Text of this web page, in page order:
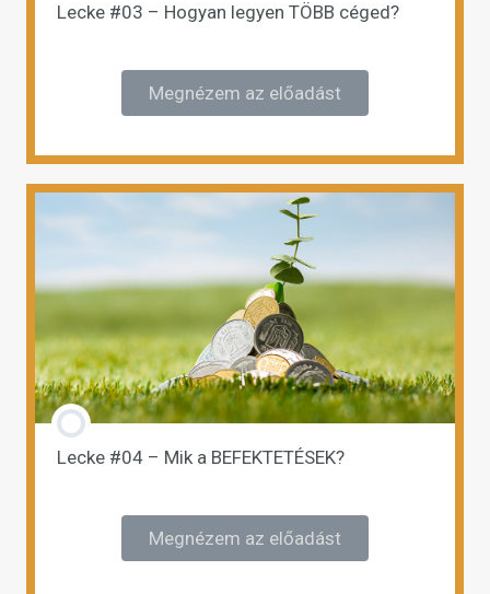
Lecke #03 – Hogyan legyen TÖBB céged?
Megnézem az előadást
Lecke #04 – Mik a BEFEKTETÉSEK?
Megnézem az előadást